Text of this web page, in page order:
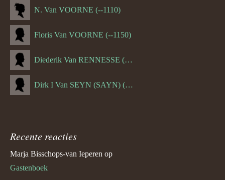
N. Van VOORNE (--1110)
Floris Van VOORNE (--1150)
Diederik Van RENNESSE (--1144)
Dirk I Van SEYN (SAYN) (--1120)
Recente reacties
Marja Bisschops-van Ieperen op
Gastenboek